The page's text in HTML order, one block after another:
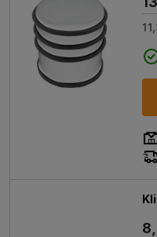
maksymalną
w konkurencyjnych